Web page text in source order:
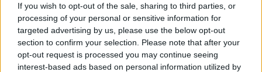
If you wish to opt-out of the sale, sharing to third parties, or
processing of your personal or sensitive information for
targeted advertising by us, please use the below opt-out
section to confirm your selection. Please note that after your
opt-out request is processed you may continue seeing
interest-based ads based on personal information utilized by